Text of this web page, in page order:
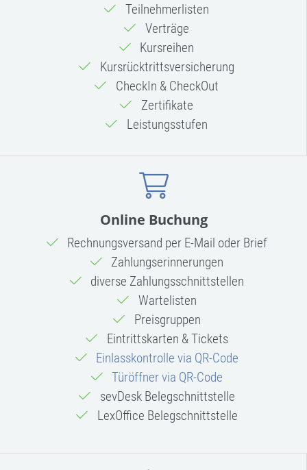
Teilnehmerlisten
Verträge
Kursreihen
Kursrücktritts­versicherung
CheckIn & CheckOut
Zertifikate
Leistungsstufen
Online Buchung
Rechnungsversand per E-Mail oder Brief
Zahlungserinnerungen
diverse Zahlungsschnittstellen
Wartelisten
Preisgruppen
Eintrittskarten & Tickets
Einlasskontrolle via QR-Code
Türöffner via QR-Code
sevDesk Belegschnittstelle
LexOffice Belegschnittstelle